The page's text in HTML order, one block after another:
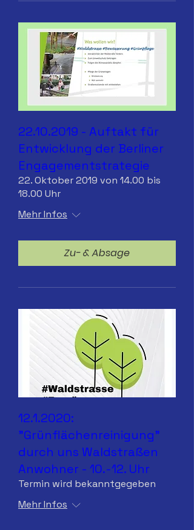
22.10.2019 - Auftakt für
Entwicklung der Berliner
Engagementstrategie
22. Oktober 2019 von 14.00 bis
18.00 Uhr
Mehr Infos
Zu- & Absage
12.1.2020:
"Grünflächenreinigung"
durch uns Waldstraßen
Anwohner - 10.-12. Uhr
Termin wird bekanntgegeben
Mehr Infos